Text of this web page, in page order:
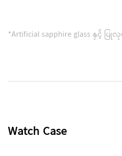
*Artificial sapphire glass နှင့် ပ
Watch Case